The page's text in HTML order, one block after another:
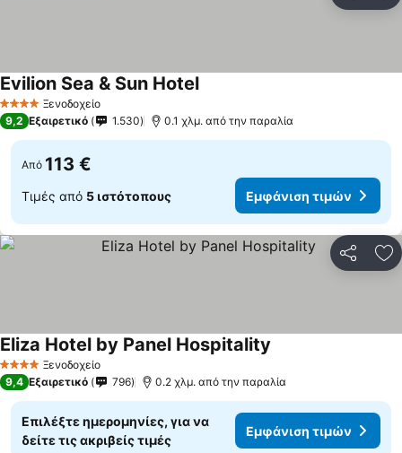
4 ΑστέριαΞενοδοχείο
Evilion Sea & Sun HotelΕμφάνιση τιμών
9,2 Εξαιρετικό 1.530 0.1 χλμ. από την παραλία
Από 113 €
Τιμές από 5 ιστότοπους Εμφάνιση τιμών
4 ΑστέριαΞενοδοχείο
Eliza Hotel by Panel Hospitality
9,4 Εξαιρετικό 796 0.2 χλμ. από την παραλία
Επιλέξτε ημερομηνίες, για να
δείτε τις ακριβείς τιμές
Εμφάνιση τιμών